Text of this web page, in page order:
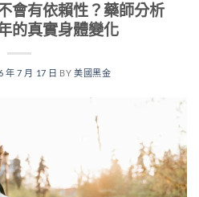
會有依賴性？藥師分析
的真實身體變化
年 7 月 17 日 BY 美國黑金